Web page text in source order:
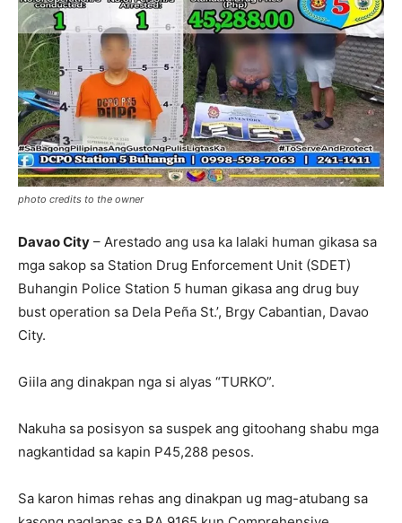
photo credits to the owner
Davao City – Arestado ang usa ka lalaki human gikasa sa
mga sakop sa Station Drug Enforcement Unit (SDET)
Buhangin Police Station 5 human gikasa ang drug buy
bust operation sa Dela Peña St.’, Brgy Cabantian, Davao
City.
Giila ang dinakpan nga si alyas “TURKO”.
Nakuha sa posisyon sa suspek ang gitoohang shabu mga
nagkantidad sa kapin P45,288 pesos.
Sa karon himas rehas ang dinakpan ug mag-atubang sa